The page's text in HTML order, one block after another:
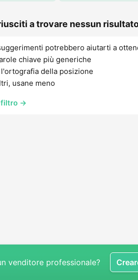
a trovare nessun
potrebbero aiutarti a
chiave più generiche
della posizione
usane meno
filtro →
venditore professionale?